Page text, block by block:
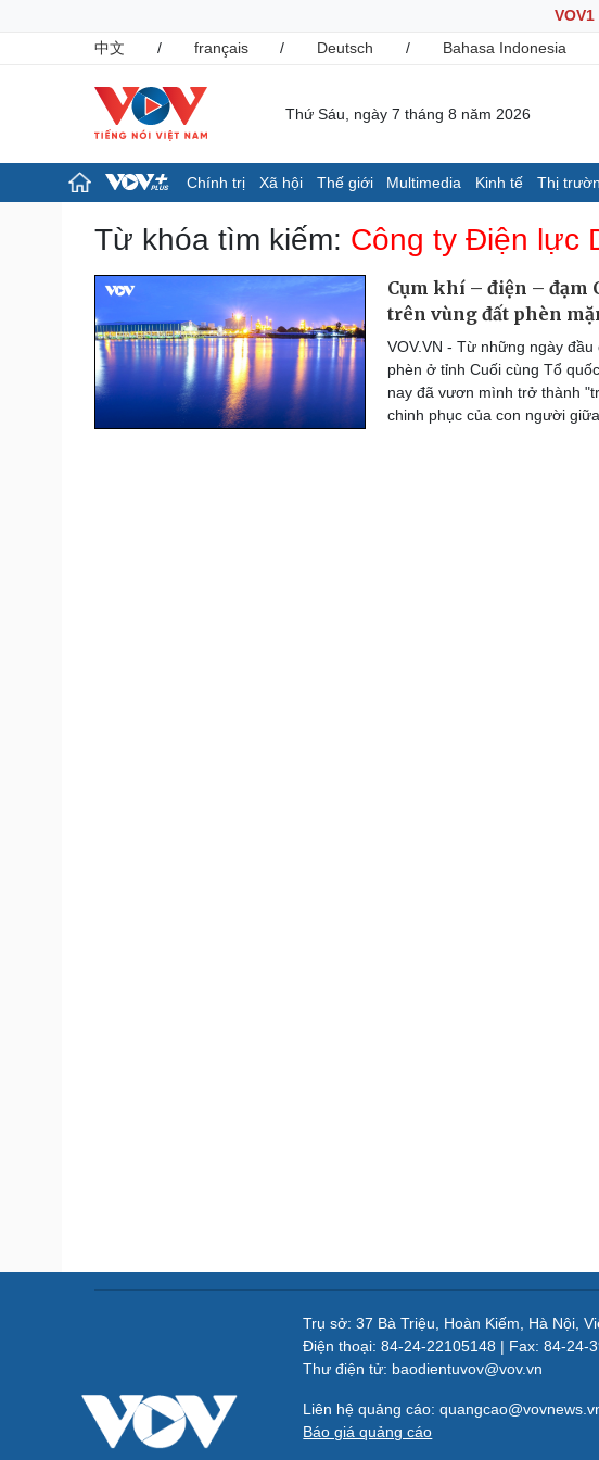
VOV1
中文
/ français / Deutsch / Bahasa Indonesia
Thứ Sáu, ngày 7 tháng 8 năm 2026
Chính trị Xã hội Thế giới Multimedia Kinh tế Thị
Chính trị
Tổ chức nhân sự
Quốc hội
Nhận diện sự thật
Xã hội
Giáo dục
Dự báo thời tiết
Dấu ấn VOV
Việc làm
Biển đảo
Thế giới
Quan sát
Cuộc
Hồ sơ
Thể thao
Ô tô - Xe
Từ khóa tìm kiếm: Công ty Điện lực
Cụm khí – điện – đạm
trên vùng đất phèn
VOV.VN - Từ những ngày
phèn ở tỉnh Cuối cùng Tổ
nay đã vươn mình trở thành
chinh phục của con người
Trụ sở: 37 Bà Triệu, Hoàn Kiếm, Hà Nội,
Điện thoại: 84-24-22105148 | Fax: 84-24-
Thư điện tử: baodientuvov@vov.vn
Liên hệ quảng cáo:
Báo giá quảng cáo